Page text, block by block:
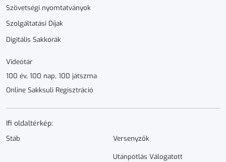
Szövetségi nyomtatványok
Szolgáltatási Díjak
Digitális Sakkórák
Videótár
100 év, 100 nap, 100 játszma
Online Sakksuli Regisztráció
Ifi oldaltérkép:
Stáb Versenyzők
Utánpótlás Válogatott